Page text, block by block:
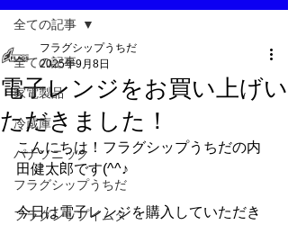
全ての記事
家電製品
冷蔵庫
パナソニック
フラグシップうちだ
フラグシップイムタ
全ての記事
電子レンジをお買い上げい
ただきました！
フラグシップうちだ
2025年9月8日
こんにちは！フラグシップうちだの内
田健太郎です(^^♪
今日は電子レンジを購入していただき